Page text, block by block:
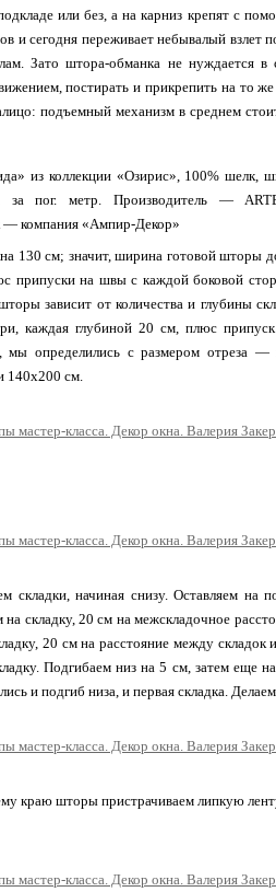
или без, а на карниз крепят с
и сегодня переживает небывалый взлет
Зато штора-обманка не нуждается в
постирать и прикрепить на то же
подъемный механизм в среднем
из коллекции «Озирис», 100% шелк,
за пог. метр. Производитель —
— компания «Ампир-Декор»
130 см; значит, ширина готовой шторы
припуски на швы с каждой боковой
зависит от количества и глубины
каждая глубиной 20 см, плюс
мы определились с размером отреза
140х200 см.
складки, начиная снизу. Оставляем на
на складку, 20 см на межскладочное
20 см на расстояние между складок
Подгибаем низ на 5 см, затем еще
и подгиб низа, и первая складка.
краю шторы пристрачиваем липкую